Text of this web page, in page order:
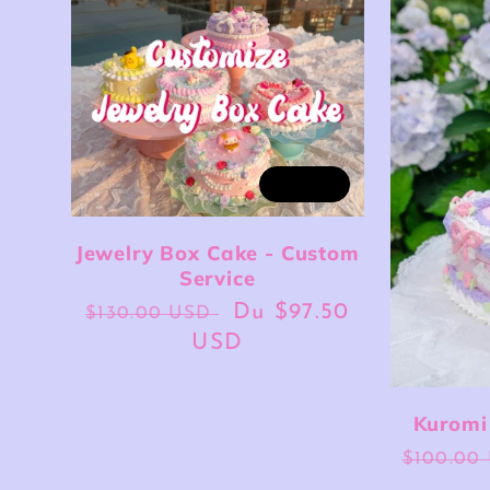
Jewelry Box Cake - Custom
Service
Prix
$130.00 USD
Prix
soldé
Du $97.50
USD
Prix
$100.00